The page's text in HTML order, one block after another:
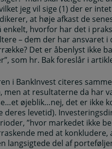
jeg vil sige (1) der er
at høje afkast de
enkelt, hvorfor har det i
– dem der har ansvaret i
Det er åbenlyst ikke
som hr. Bak foreslår i
i BankInvest citeres
men at resultaterne da har
øjeblik…nej, det er ikke
deres levetid).
”hvor markedet ikke
med at
langsigtede del af